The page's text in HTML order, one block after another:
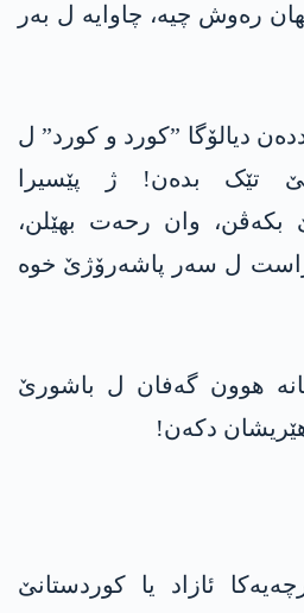
رەوش چیە، چاوایە ل بەر
دیالۆگا ”کورد و کورد” ل
تێک بدەن! ژ پێسیرا
بکەڤن، وان رحەت بھێلن،
راست ل سەر پاشەرۆژێ خوە
ھوون گەفان ل باشورێ
دکەن!
ئازاد یا کوردستانێ